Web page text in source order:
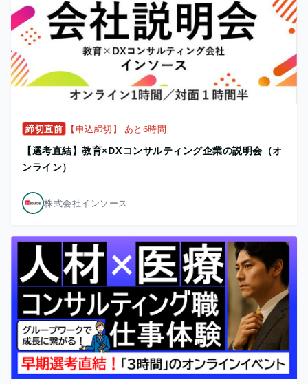
締切直前 【申込締切】 あと6時間
【選考直結】教育×DXコンサルティング企業の説明会（オ
ンライン）
株式会社インソース